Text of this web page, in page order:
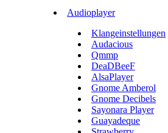
Audioplayer
Klangeinstellungen
Audacious
Qmmp
DeaDBeeF
AlsaPlayer
Gnome Amberol
Gnome Decibels
Sayonara Player
Guayadeque